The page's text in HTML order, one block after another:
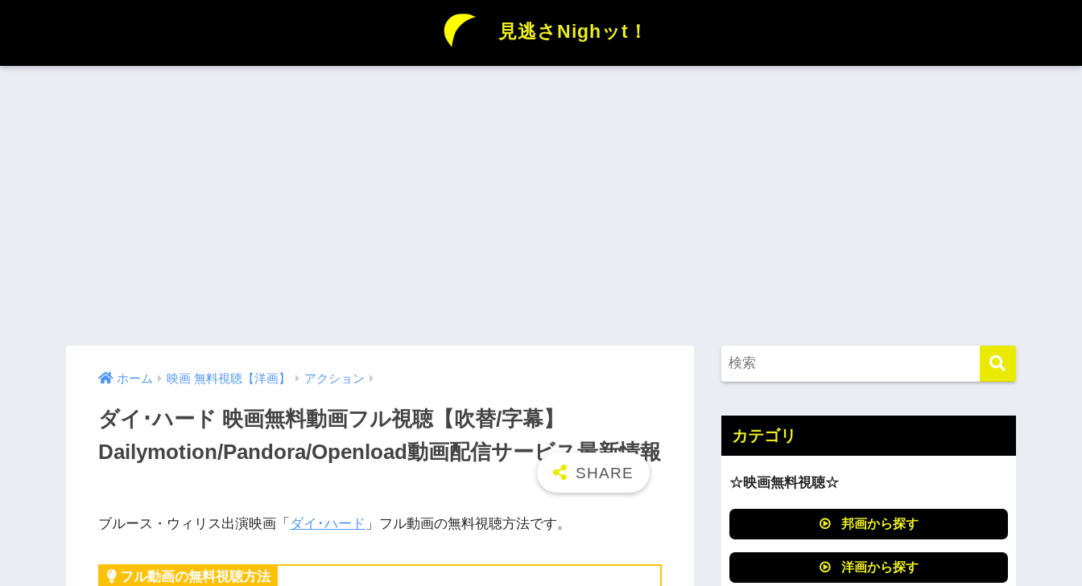
見逃さNighッt！
ホーム 映画 無料視聴【洋画】 アクション
ダイ･ハード 映画無料動画フル視聴【吹替/字幕】
Dailymotion/Pandora/Openload動画配信サービス最新情報
ブルース・ウィリス出演映画「 ダイ･ハード 」フル動画の無料視聴方法です。
フル動画の無料視聴方法
カテゴリ
☆映画無料視聴☆
邦画から探す
洋画から探す